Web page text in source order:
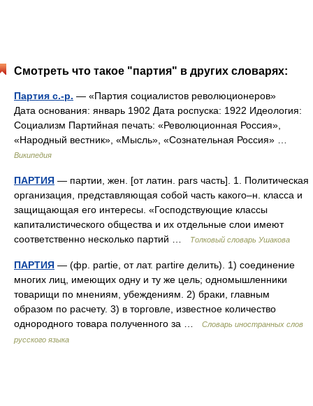
Смотреть что такое "партия" в других словарях:
Партия с.-р. — «Партия социалистов революционеров»
Дата основания: январь 1902 Дата роспуска: 1922 Идеология:
Социализм Партийная печать: «Революционная Россия»,
«Народный вестник», «Мысль», «Сознательная Россия» …
Википедия
ПАРТИЯ — партии, жен. [от латин. pars часть]. 1. Политическая
организация, представляющая собой часть какого–н. класса и
защищающая его интересы. «Господствующие классы
капиталистического общества и их отдельные слои имеют
соответственно несколько партий …
Толковый словарь Ушакова
ПАРТИЯ — (фр. partie, от лат. partire делить). 1) соединение
многих лиц, имеющих одну и ту же цель; одномышленники
товарищи по мнениям, убеждениям. 2) браки, главным
образом по расчету. 3) в торговле, известное количество
однородного товара полученного за …
Словарь иностранных слов
русского языка